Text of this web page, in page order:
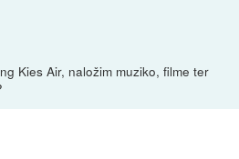
Kies Air, naložim muziko, filme ter